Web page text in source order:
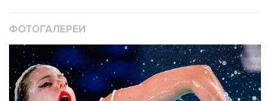
ФОТОГАЛЕРЕИ